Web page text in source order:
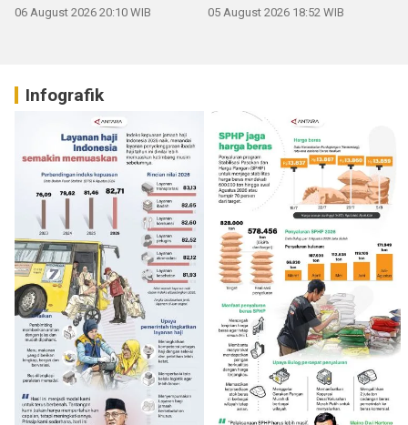
06 August 2026 20:10 WIB 05 August 2026 18:52 WIB
Infografik